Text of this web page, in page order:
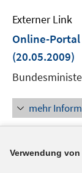
Externer Link
Online-
(20.05.2009)
mehr
Verwendung